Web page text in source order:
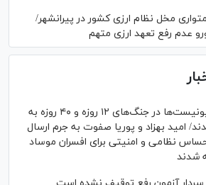
مخل نظام ارزی کشور در پیرانشهر/
۲ عامل مهم صهیونیست‌ها در جنگ‌های ۱۲ روزه و ۴۰ روزه به
امید بهزاد و پوریا صفوت به جرم ارسال
نظامی و امنیتی برای افسران موساد
شدند